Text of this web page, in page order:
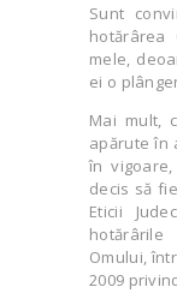
Sunt
hotărârea
mele,
ei o
Mai mult,
apărute în
în
decis să
Eticii
Omului,
2009